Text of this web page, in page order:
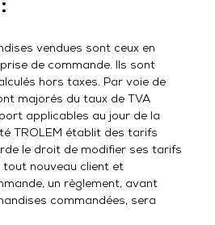
vendues sont ceux en
de commande. Ils sont
hors taxes. Par voie de
majorés du taux de TVA
applicables au jour de la
TROLEM établit des tarifs
le droit de modifier ses tarifs
nouveau client et
un règlement, avant
commandées, sera